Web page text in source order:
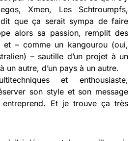
Xmen, Les Schtroumpfs,
que ça serait sympa de faire
alors sa passion, remplit des
et – comme un kangourou (oui,
– sautille d’un projet à un
un autre, d’un pays à un autre.
et enthousiaste,
son style et son message
entreprend. Et je trouve ça très